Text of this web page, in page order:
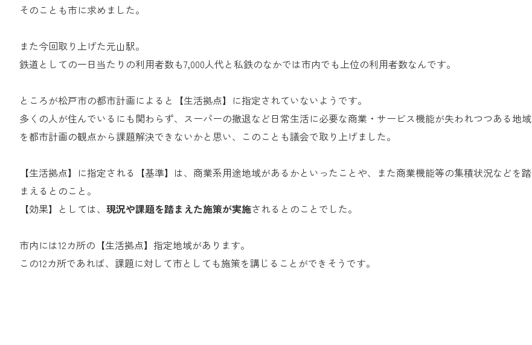
そのことも市に求めました。
また今回取り上げた元山駅。
鉄道としての一日当たりの利用者数も7,000人代と私鉄のなかでは市内でも上位の利用者数なんです。
ところが松戸市の都市計画によると【生活拠点】に指定されていないようです。
多くの人が住んでいるにも関わらず、スーパーの撤退など日常生活に必要な商業・サービス機能が失われつつある地域
を都市計画の観点から課題解決できないかと思い、このことも議会で取り上げました。
【生活拠点】に指定される【基準】は、商業系用途地域があるかといったことや、また商業機能等の集積状況などを踏
まえるとのこと。
【効果】としては、 現況や課題を踏まえた施策が実施されるとのことでした。
市内には12カ所の【生活拠点】指定地域があります。
この12カ所であれば、課題に対して市としても施策を講じることができそうです。